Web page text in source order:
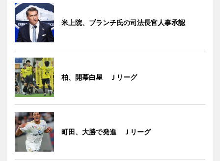
米上院、ブランチ氏の司法長官人事承認
柏、開幕白星 Ｊリーグ
町田、大勝で発進 Ｊリーグ